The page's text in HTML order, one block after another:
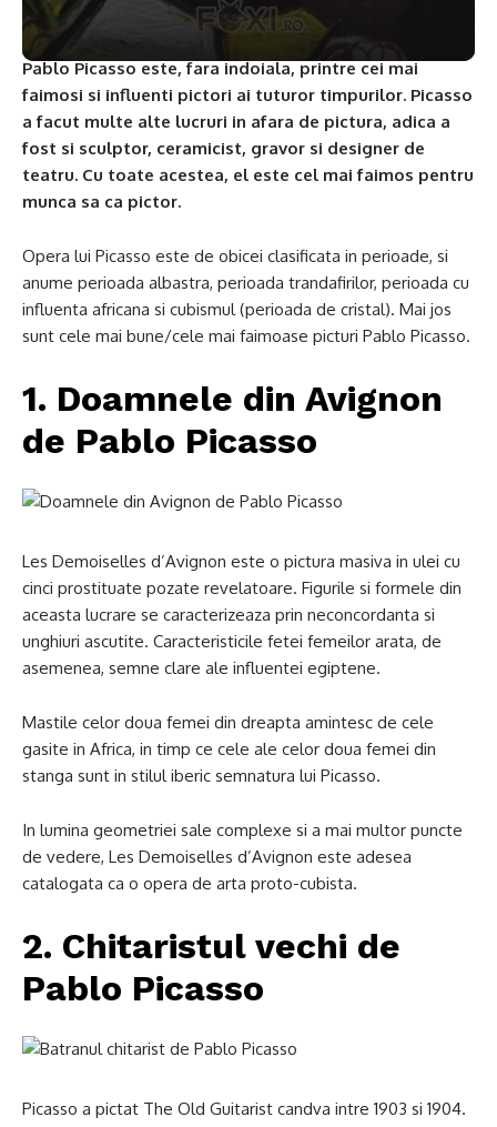
Pablo Picasso este, fara indoiala, printre cei mai
faimosi si influenti pictori ai tuturor timpurilor. Picasso
a facut multe alte lucruri in afara de pictura, adica a
fost si sculptor, ceramicist, gravor si designer de
teatru. Cu toate acestea, el este cel mai faimos pentru
munca sa ca pictor.
Opera lui Picasso este de obicei clasificata in perioade, si
anume perioada albastra, perioada trandafirilor, perioada cu
influenta africana si cubismul (perioada de cristal). Mai jos
sunt cele mai bune/cele mai faimoase picturi Pablo Picasso.
1. Doamnele din Avignon
de Pablo Picasso
Les Demoiselles d’Avignon este o pictura masiva in ulei cu
cinci prostituate pozate revelatoare. Figurile si formele din
aceasta lucrare se caracterizeaza prin neconcordanta si
unghiuri ascutite. Caracteristicile fetei femeilor arata, de
asemenea, semne clare ale influentei egiptene.
Mastile celor doua femei din dreapta amintesc de cele
gasite in Africa, in timp ce cele ale celor doua femei din
stanga sunt in stilul iberic semnatura lui Picasso.
In lumina geometriei sale complexe si a mai multor puncte
de vedere, Les Demoiselles d’Avignon este adesea
catalogata ca o opera de arta proto-cubista.
2. Chitaristul vechi de
Pablo Picasso
Picasso a pictat The Old Guitarist candva intre 1903 si 1904.